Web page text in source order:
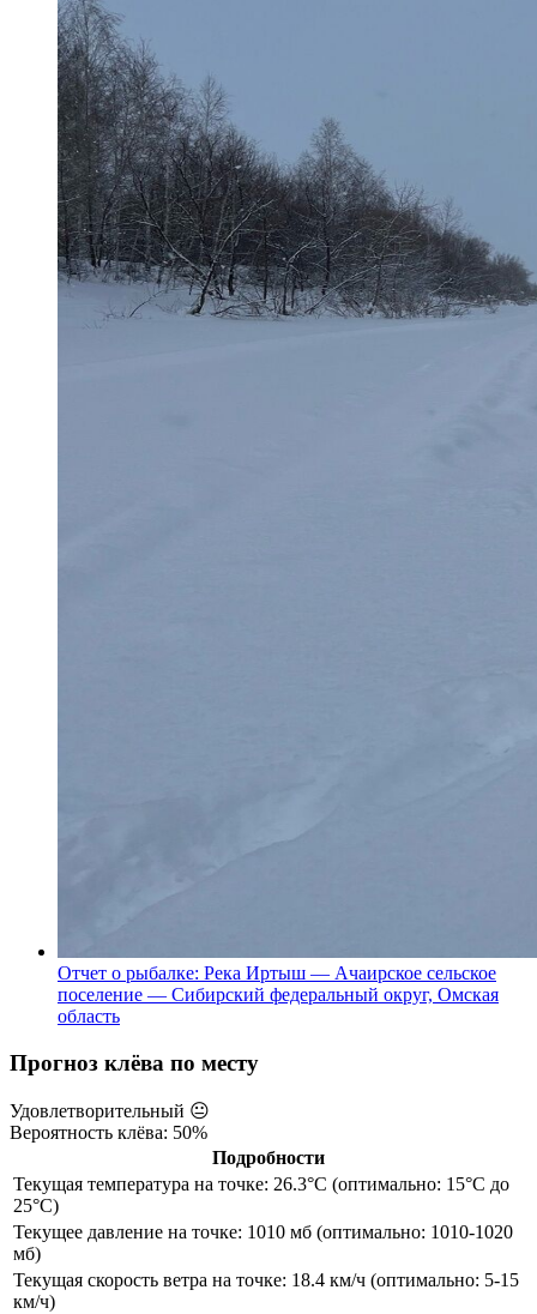
Отчет о рыбалке: Река Иртыш — Ачаирское сельское
поселение — Сибирский федеральный округ, Омская
область
Прогноз клёва по месту
Удовлетворительный 😐
Вероятность клёва: 50%
Подробности
Текущая температура на точке: 26.3°C (оптимально: 15°C до
25°C)
Текущее давление на точке: 1010 мб (оптимально: 1010-1020
мб)
Текущая скорость ветра на точке: 18.4 км/ч (оптимально: 5-15
км/ч)